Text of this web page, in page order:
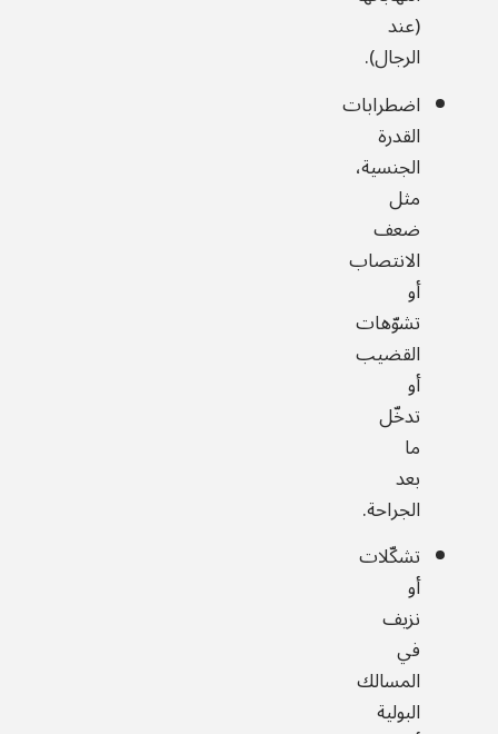
(عند
الرجال).
اضطرابات
القدرة
الجنسية،
مثل
ضعف
الانتصاب
أو
تشوّهات
القضيب
أو
تدخّل
ما
بعد
الجراحة.
تشكّلات
أو
نزيف
في
المسالك
البولية